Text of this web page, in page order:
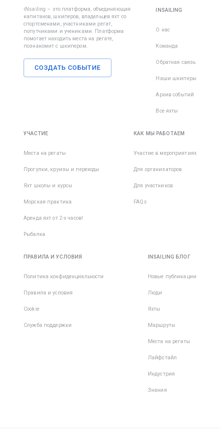
iNsailing – это платформа, объединяющая
капитанов, шкиперов, владельцев яхт со
спортсменами, участниками регат,
попутчиками и учениками. Платформа
помогает находить места на регате,
познакомит с шкипером.
СОЗДАТЬ СОБЫТИЕ
INSAILING
О нас
Команда
Обратная связь
Наши шкиперы
Архив событий
Все яхты
УЧАСТИЕ
Места на регаты
Прогулки, круизы и переходы
Яхт школы и курсы
Морская практика
Аренда яхт от 2-х часов!
Рыбалка
КАК МЫ РАБОТАЕМ
Участие в мероприятиях
Для организаторов
Для участников
FAQs
ПРАВИЛА И УСЛОВИЯ
Политика конфиденциальности
Правила и условия
Cookie
Служба поддержки
INSAILING БЛОГ
Новые публикации
Люди
Яхты
Маршруты
Места на регаты
Лайфстайл
Индустрия
Знания